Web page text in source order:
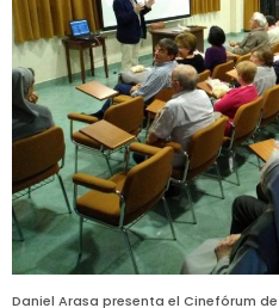
Daniel Arasa presenta el Cinefórum